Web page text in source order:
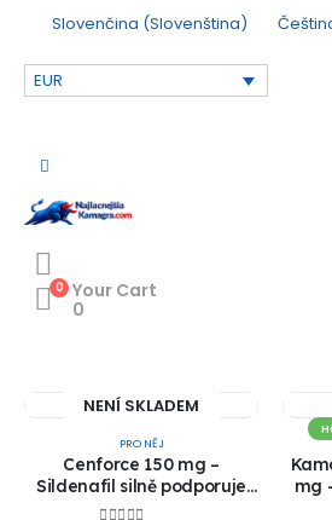
Slovenčina (Slovenština)
EUR
0 Your Cart
0
NENÍ SKLADEM
PRO NĚJ
Cenforce 150 mg –
Sildenafil silně podporuje
erekci!! 1+1 ZDARMA!!
mg
na